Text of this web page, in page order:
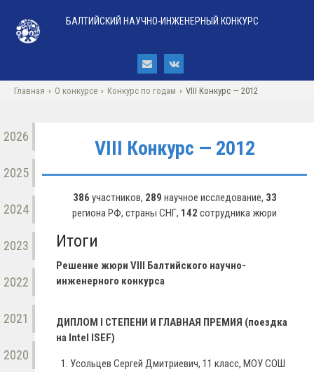
БАЛТИЙСКИЙ НАУЧНО-ИНЖЕНЕРНЫЙ КОНКУРС
Главная › О конкурсе › Конкурс по годам › VIII Конкурс — 2012
2026
2025
2024
2023
2022
2021
2020
VIII Конкурс — 2012
386 участников, 289 научное исследование, 33
региона РФ, страны СНГ, 142 сотрудника жюри
Итоги
Решение жюри VIII Балтийского научно-
инженерного конкурса
ДИПЛОМ I СТЕПЕНИ И ГЛАВНАЯ ПРЕМИЯ (поездка
на Intel ISEF)
Усольцев Сергей Дмитриевич, 11 класс, МОУ СОШ